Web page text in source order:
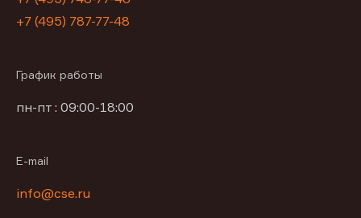
+7 (495) 787-77-48
График работы
пн-пт : 09:00-18:00
E-mail
info@cse.ru